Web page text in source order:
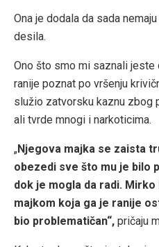
Ona je dodala da sada
desila.
Ono što smo mi saznali jeste
ranije poznat po vršenju
služio zatvorsku kaznu zbog
ali tvrde mnogi i narkoticima.
„Njegova majka se zaista
obezedi sve što mu je bilo
dok je mogla da radi.
majkom koja ga je ranije
bio problematičan“, pričaju